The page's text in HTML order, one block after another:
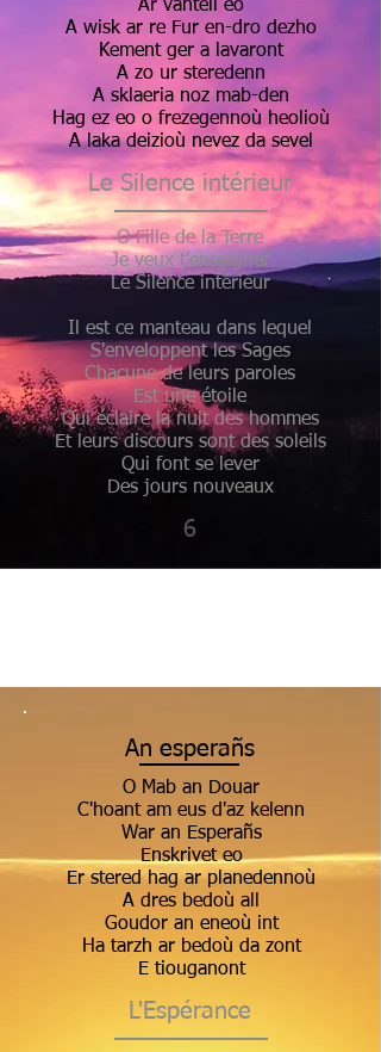
Ar vantell eo
A wisk ar re Fur en-dro dezho
Kement ger a lavaront
A zo ur steredenn
A sklaeria noz mab-den
Hag ez eo o frezegennoù heolioù
A laka deizioù nevez da sevel
Le Silence intérieur
O Fille de la Terre
Je veux t'enseigner
Le Silence intérieur
Il est ce manteau dans lequel
S'enveloppent les Sages
Chacune de leurs paroles
Est une étoile
Qui éclaire la nuit des hommes
Et leurs discours sont des soleils
Qui font se lever
Des jours nouveaux
6
An esperañs
O Mab an Douar
C'hoant am eus d'az kelenn
War an Esperañs
Enskrivet eo
Er stered hag ar planedennoù
A dres bedoù all
Goudor an eneoù int
Ha tarzh ar bedoù da zont
E tiouganont
L'Espérance